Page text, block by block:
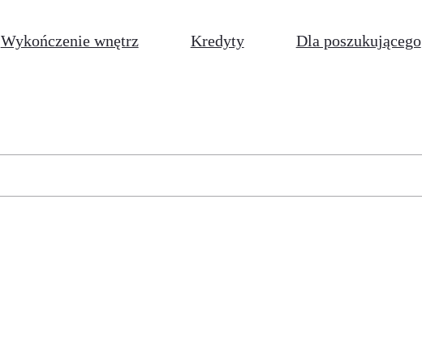
Wykończenie wnętrz Kredyty Dla poszukującego